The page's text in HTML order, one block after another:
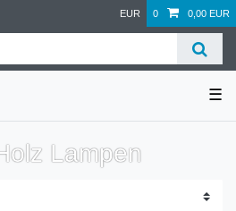
EUR 0 0,00 EUR
☰
Lampen